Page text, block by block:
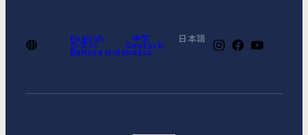
English 中文 日本語
한국어 Deutsch
Bahasa Indonesia